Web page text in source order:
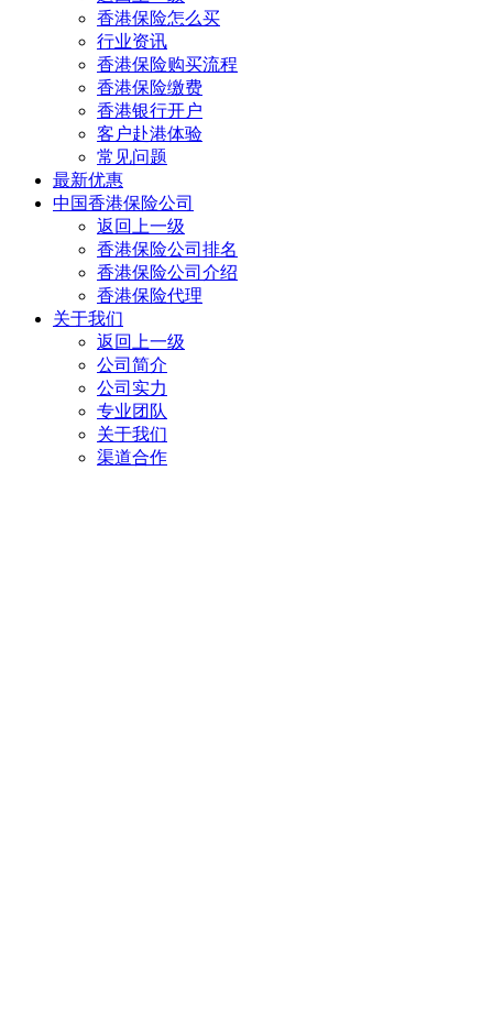
香港保险怎么买
行业资讯
香港保险购买流程
香港保险缴费
香港银行开户
客户赴港体验
常见问题
最新优惠
中国香港保险公司
返回上一级
香港保险公司排名
香港保险公司介绍
香港保险代理
关于我们
返回上一级
公司简介
公司实力
专业团队
关于我们
渠道合作